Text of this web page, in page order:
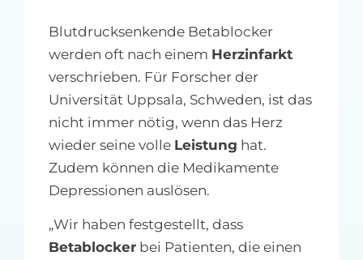
Blutdrucksenkende Betablocker
werden oft nach einem Herzinfarkt
verschrieben. Für Forscher der
Universität Uppsala, Schweden, ist das
nicht immer nötig, wenn das Herz
wieder seine volle Leistung hat.
Zudem können die Medikamente
Depressionen auslösen.
„Wir haben festgestellt, dass
Betablockerbei Patienten, die einen